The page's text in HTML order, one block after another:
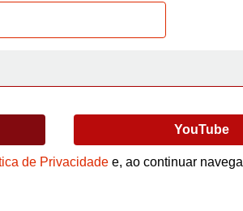
Frases de Dia
Frases de
Frases de Medo
YouTube
de Privacidade e, ao continuar